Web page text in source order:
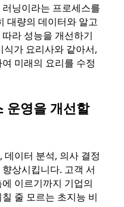
닝이라는 프로세스를
대량의 데이터와 알고
라 성능을 개선하기
가 요리사와 같아서,
미래의 요리를 수정
운영을 개선할
이터 분석, 의사 결정
상시킵니다. 고객 서
이르기까지 기업의
줄 모르는 초지능 비